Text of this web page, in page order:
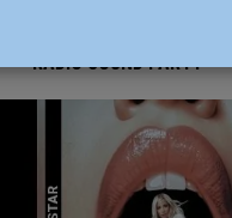
RADIO SOUND PARTY